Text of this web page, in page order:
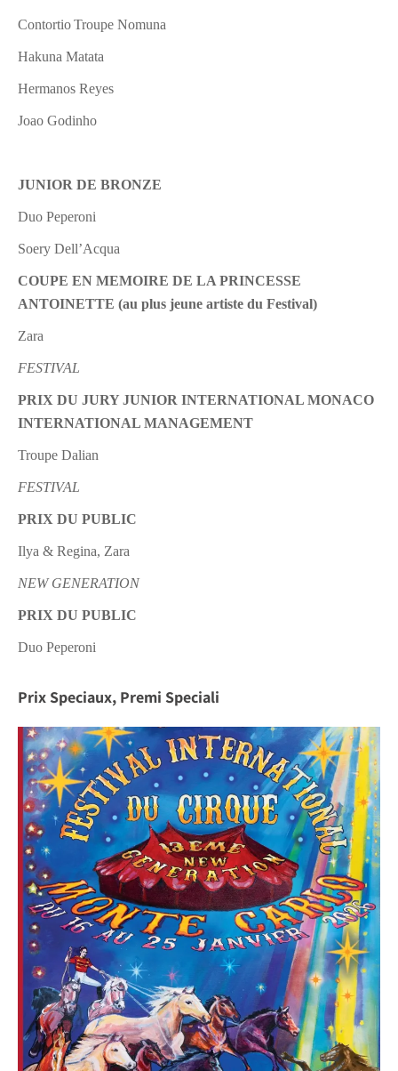
ContortioTroupe Nomuna
Hakuna Matata
Hermanos Reyes
Joao Godinho
JUNIOR DE BRONZE
Duo Peperoni
Soery Dell’Acqua
COUPE EN MEMOIRE DE LA PRINCESSE
ANTOINETTE (au plus jeune artiste du Festival)
Zara
FESTIVAL
PRIX DU JURY JUNIOR INTERNATIONAL MONACO
INTERNATIONAL MANAGEMENT
Troupe Dalian
FESTIVAL
PRIX DU PUBLIC
Ilya & Regina, Zara
NEW GENERATION
PRIX DU PUBLIC
Duo Peperoni
Prix Speciaux, Premi Speciali